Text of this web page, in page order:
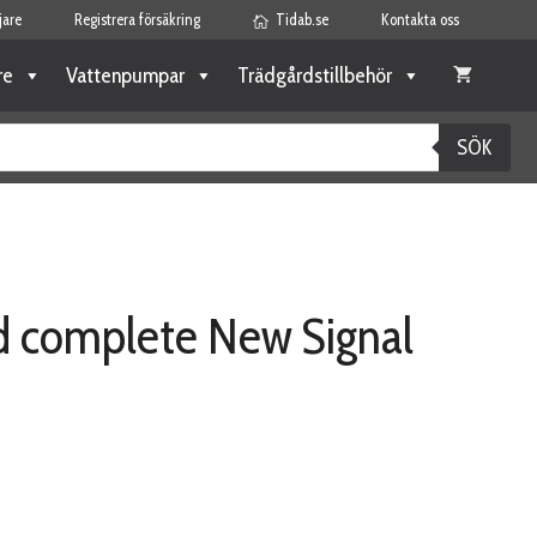
Registrera försäkring Tidab.se Kontakta oss
Vattenpumpar Trädgårdstillbehör
SÖK
complete New Signal